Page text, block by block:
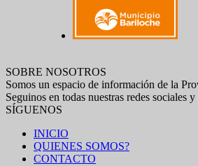
SOBRE NOSOTROS
Somos un espacio de información de la
Seguinos en todas nuestras redes sociales
SÍGUENOS
INICIO
QUIENES SOMOS?
CONTACTO